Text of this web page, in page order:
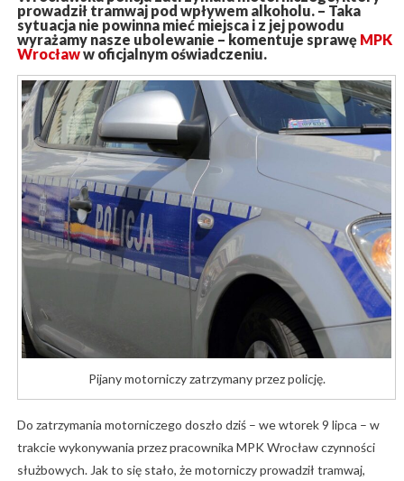
prowadził tramwaj pod wpływem alkoholu. – Taka
sytuacja nie powinna mieć miejsca i z jej powodu
wyrażamy nasze ubolewanie – komentuje sprawę MPK
Wrocławw oficjalnym oświadczeniu.
Pijany motorniczy zatrzymany przez policję.
Do zatrzymania motorniczego doszło dziś – we wtorek 9 lipca – w
trakcie wykonywania przez pracownika MPK Wrocław czynności
służbowych. Jak to się stało, że motorniczy prowadził tramwaj,